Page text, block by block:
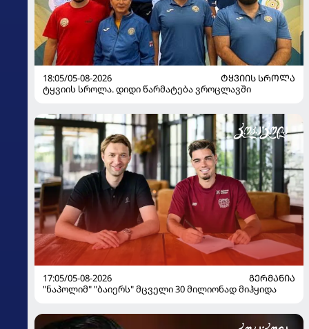
18:05/05-08-2026
ᲢᲧᲕᲘᲘᲡ ᲡᲠᲝᲚᲐ
ტყვიის სროლა. დიდი წარმატება ვროცლავში
17:05/05-08-2026
ᲒᲔᲠᲛᲐᲜᲘᲐ
"ნაპოლიმ" "ბაიერს" მცველი 30 მილიონად მიჰყიდა